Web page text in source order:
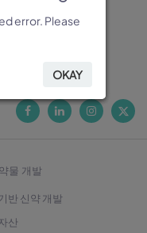
발까지
물 개발
반 신약 개발
산
error. Please
OKAY
error. Please
OKAY
error. Please
OKAY
error. Please
OKAY
error. Please
OKAY